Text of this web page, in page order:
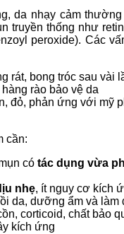
da nhạy cảm
truyền thống như
peroxide). Các
rát, bong tróc sau vài
rào bảo vệ da
đỏ, phản ứng với mỹ
cần:
có tác dụng vừa
nhẹ, ít nguy cơ kích
da, dưỡng ẩm và làm
corticoid, chất bảo
kích ứng